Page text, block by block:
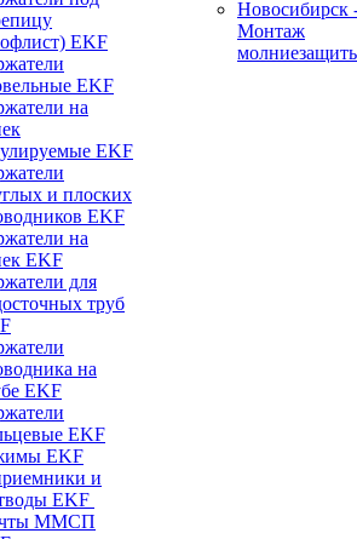
EKF
EKF
на
EKF
и плоских
EKF
на
EKF
для
труб
на
EKF
EKF
EKF
и
EKF
ММСП
Новосибирск
Монтаж